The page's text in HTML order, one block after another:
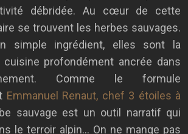
débridée. Au cœur de cette
se trouvent les herbes sauvages.
simple ingrédient, elles sont la
cuisine profondément ancrée dans
Comme le formule
Emmanuel Renaut, chef 3 étoiles à
sauvage est un outil narratif qui
le terroir alpin… On ne mange pas